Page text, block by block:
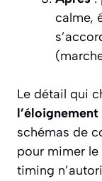
calme,
Le détail qui
schémas de
pour mimer
timing